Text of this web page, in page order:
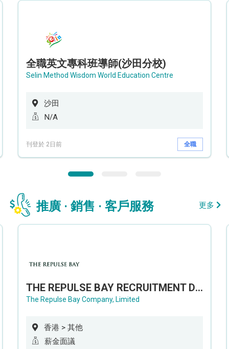
全職英文專科班導師(沙田分校)
Selin Method Wisdom World Education Centre
沙田
N/A
刊登於 2日前 全職
推廣 · 銷售 · 客戶服務 更多
THE REPULSE BAY RECRUITMENT DAY 淺水灣影灣園人才招聘會
The Repulse Bay Company, Limited
香港 > 其他
薪金面議